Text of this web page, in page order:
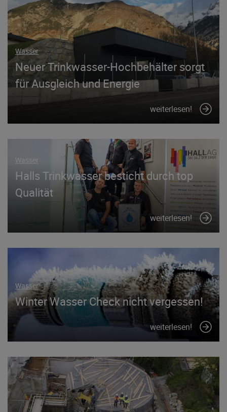
Wasser
Neuer Trinkwasser-Hochbehälter sorgt
für Ausgleich und Energie
weiterlesen!
Wasser
Halls Trinkwasser besticht durch top
Qualität
weiterlesen!
Wasser
Winter Wasser Check nicht vergessen!
weiterlesen!